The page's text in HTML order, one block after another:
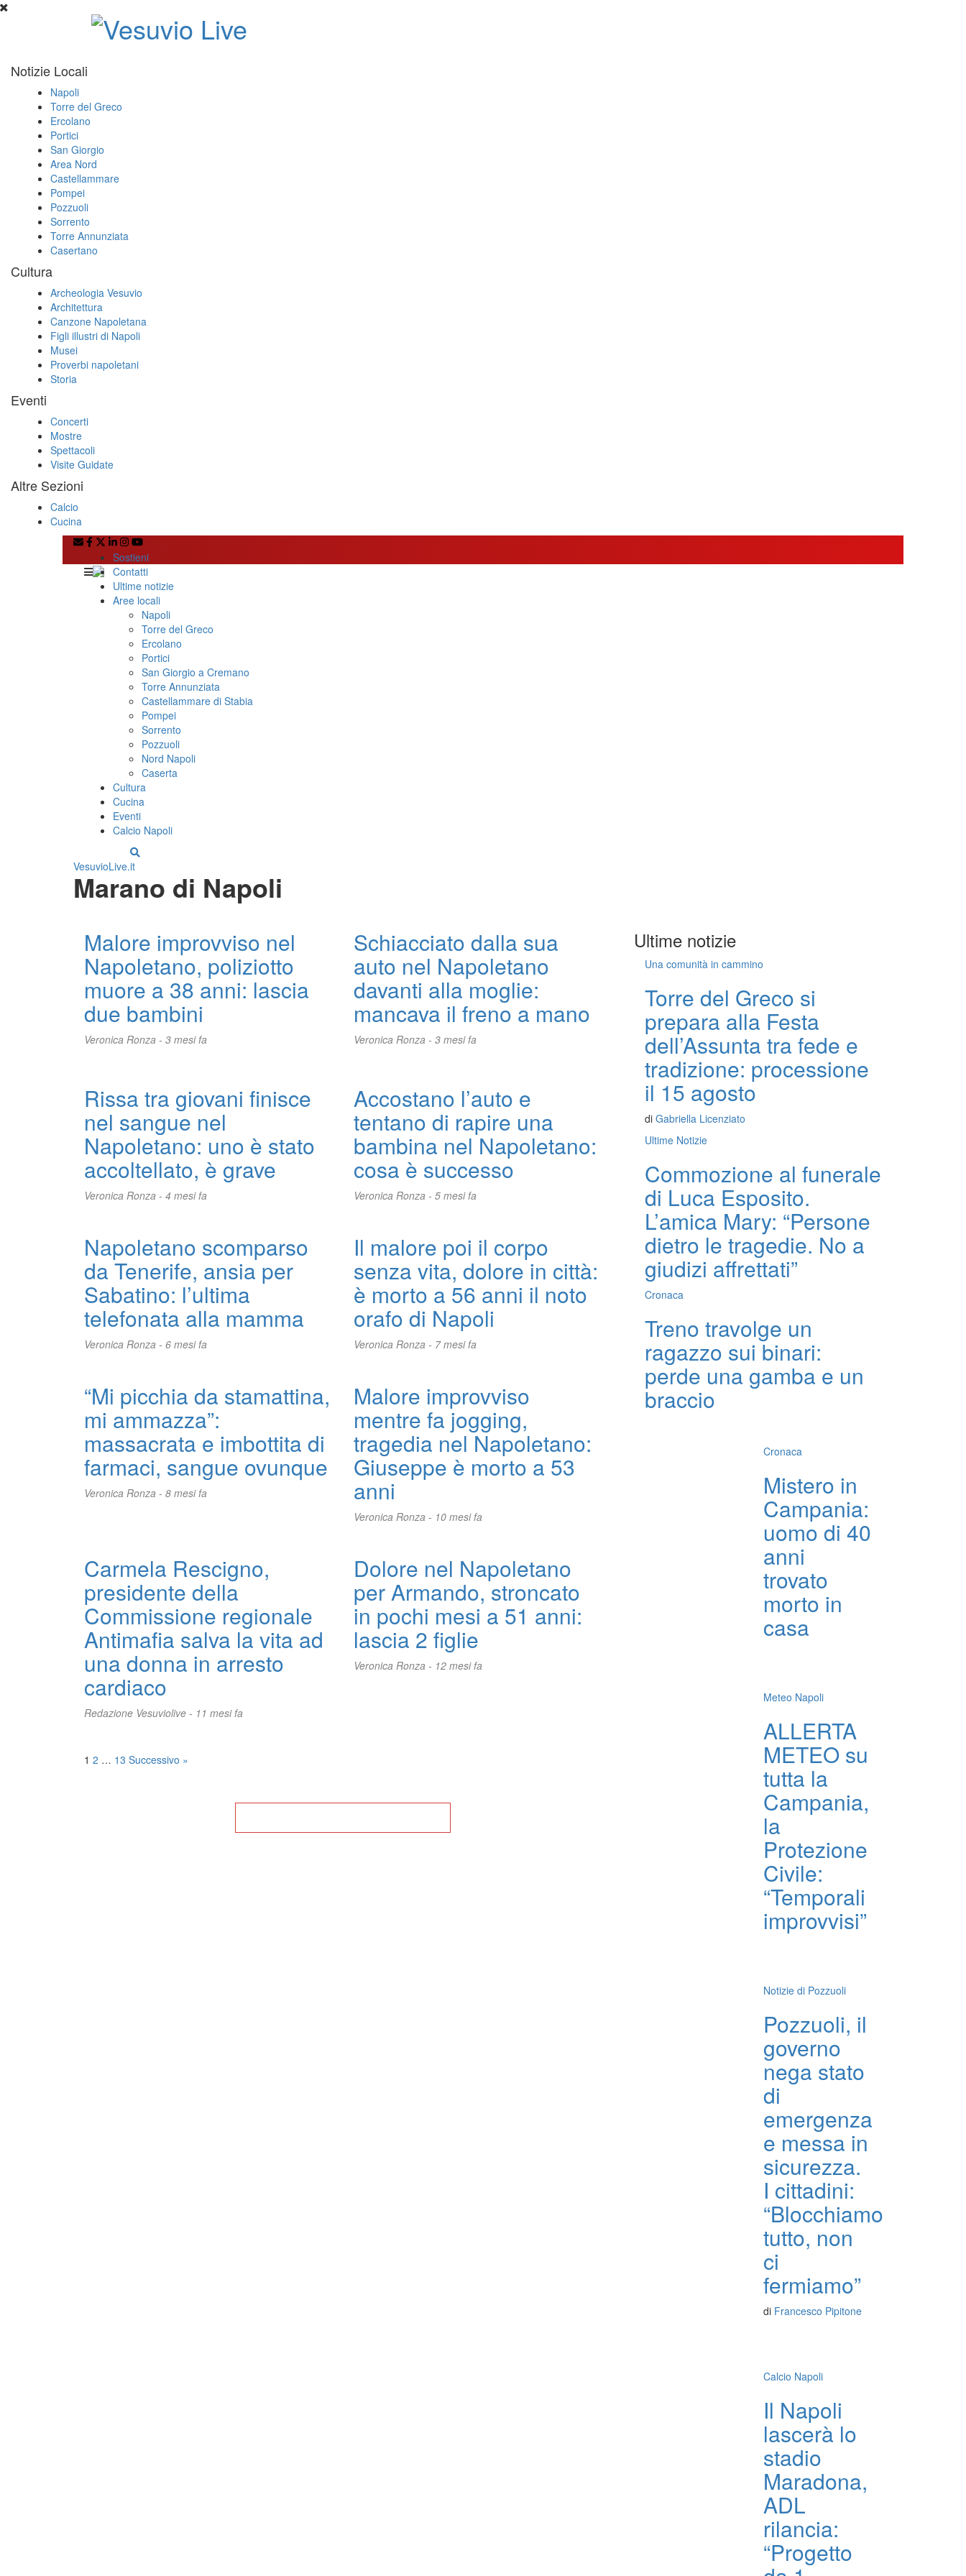
Notizie Locali
Napoli
Torre del Greco
Ercolano
Portici
San Giorgio
Area Nord
Castellammare
Pompei
Pozzuoli
Sorrento
Torre Annunziata
Casertano
Cultura
Archeologia Vesuvio
Architettura
Canzone Napoletana
Figli illustri di Napoli
Musei
Proverbi napoletani
Storia
Eventi
Concerti
Mostre
Spettacoli
Visite Guidate
Altre Sezioni
Calcio
Cucina
Sostieni
Contatti
Ultime notizie
Aree locali
Napoli
Torre del Greco
Ercolano
Portici
San Giorgio a Cremano
Torre Annunziata
Castellammare di Stabia
Pompei
Sorrento
Pozzuoli
Nord Napoli
Caserta
Cultura
Cucina
Eventi
Calcio Napoli
VesuvioLive.it
Marano di Napoli
Malore improvviso nel
Napoletano, poliziotto
muore a 38 anni: lascia
due bambini
Veronica Ronza - 3 mesi fa
Schiacciato dalla sua
auto nel Napoletano
davanti alla moglie:
mancava il freno a mano
Veronica Ronza - 3 mesi fa
Rissa tra giovani finisce
nel sangue nel
Napoletano: uno è stato
accoltellato, è grave
Veronica Ronza - 4 mesi fa
Accostano l’auto e
tentano di rapire una
bambina nel Napoletano:
cosa è successo
Veronica Ronza - 5 mesi fa
Napoletano scomparso
da Tenerife, ansia per
Sabatino: l’ultima
telefonata alla mamma
Veronica Ronza - 6 mesi fa
Il malore poi il corpo
senza vita, dolore in città:
è morto a 56 anni il noto
orafo di Napoli
Veronica Ronza - 7 mesi fa
“Mi picchia da stamattina,
mi ammazza”:
massacrata e imbottita di
farmaci, sangue ovunque
Veronica Ronza - 8 mesi fa
Malore improvviso
mentre fa jogging,
tragedia nel Napoletano:
Giuseppe è morto a 53
anni
Veronica Ronza - 10 mesi fa
Carmela Rescigno,
presidente della
Commissione regionale
Antimafia salva la vita ad
una donna in arresto
cardiaco
Redazione Vesuviolive - 11 mesi fa
Dolore nel Napoletano
per Armando, stroncato
in pochi mesi a 51 anni:
lascia 2 figlie
Veronica Ronza - 12 mesi fa
Posts
1 2 … 13 Successivo »
Ultime notizie
Una comunità in cammino
Torre del Greco si
prepara alla Festa
dell’Assunta tra fede e
tradizione: processione
il 15 agosto
di Gabriella Licenziato
Ultime Notizie
Commozione al funerale
di Luca Esposito.
L’amica Mary: “Persone
dietro le tragedie. No a
giudizi affrettati”
Cronaca
Treno travolge un
ragazzo sui binari:
perde una gamba e un
braccio
Cronaca
Mistero in
Campania:
uomo di 40
anni
trovato
morto in
casa
Meteo Napoli
ALLERTA
METEO su
tutta la
Campania,
la
Protezione
Civile:
“Temporali
improvvisi”
Notizie di Pozzuoli
Pozzuoli, il
governo
nega stato
di
emergenza
e messa in
sicurezza.
I cittadini:
“Blocchiamo
tutto, non
ci
fermiamo”
di Francesco Pipitone
Calcio Napoli
Il Napoli
lascerà lo
stadio
Maradona,
ADL
rilancia:
“Progetto